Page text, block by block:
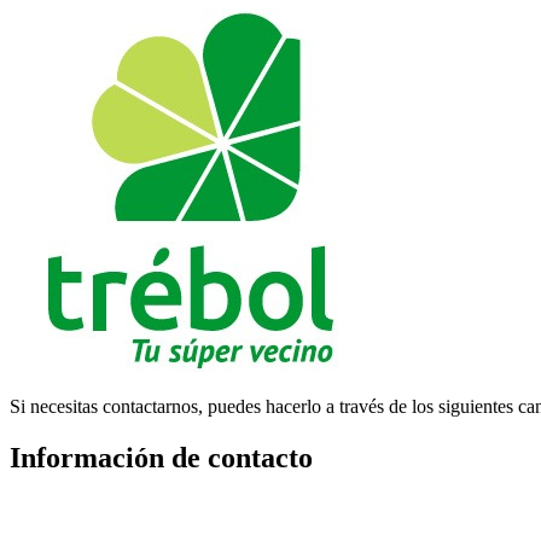
Si necesitas contactarnos, puedes hacerlo a través de los siguientes
Información de contacto